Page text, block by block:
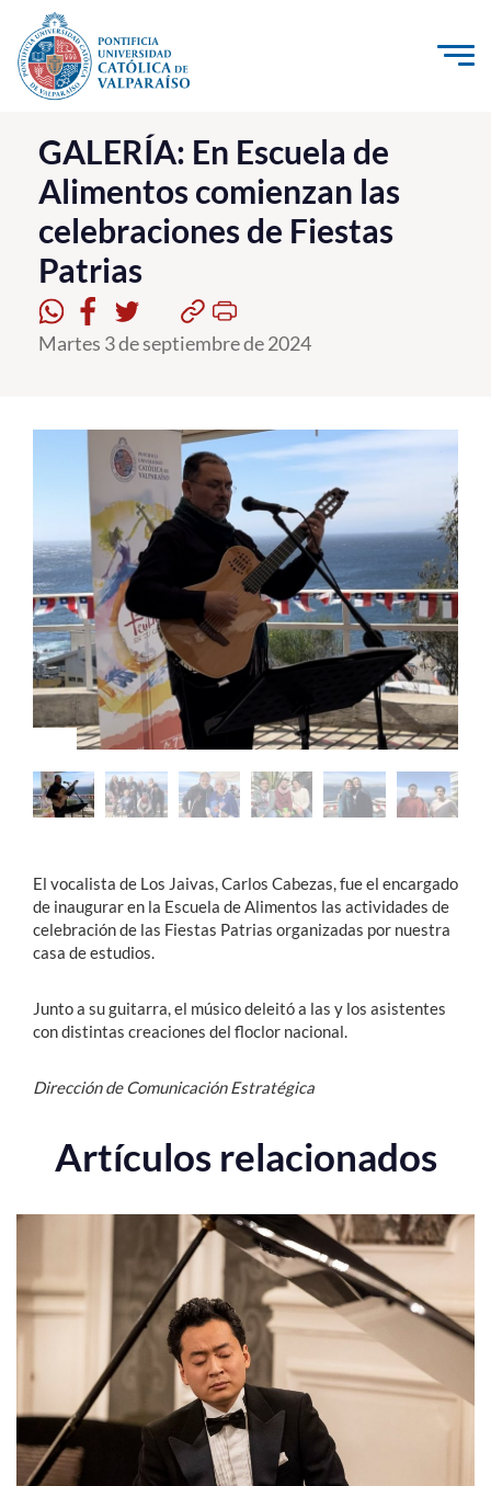
Click acá para ir directamente al contenido
La Universidad
Investigación, Creación e Innovación
PUCV Internacional
Vinculación con el Medio
Admisión
Postgrado
Formación Continua
Estudiantes
Académicos
Funcionarios
Alumni
GALERÍA: En Escuela de
Alimentos comienzan las
celebraciones de Fiestas
Patrias
Martes 3 de septiembre de 2024
El vocalista de Los Jaivas, Carlos Cabezas, fue el encargado
de inaugurar en la Escuela de Alimentos las actividades de
celebración de las Fiestas Patrias organizadas por nuestra
casa de estudios.
Junto a su guitarra, el músico deleitó a las y los asistentes
con distintas creaciones del floclor nacional.
Dirección de Comunicación Estratégica
Artículos relacionados